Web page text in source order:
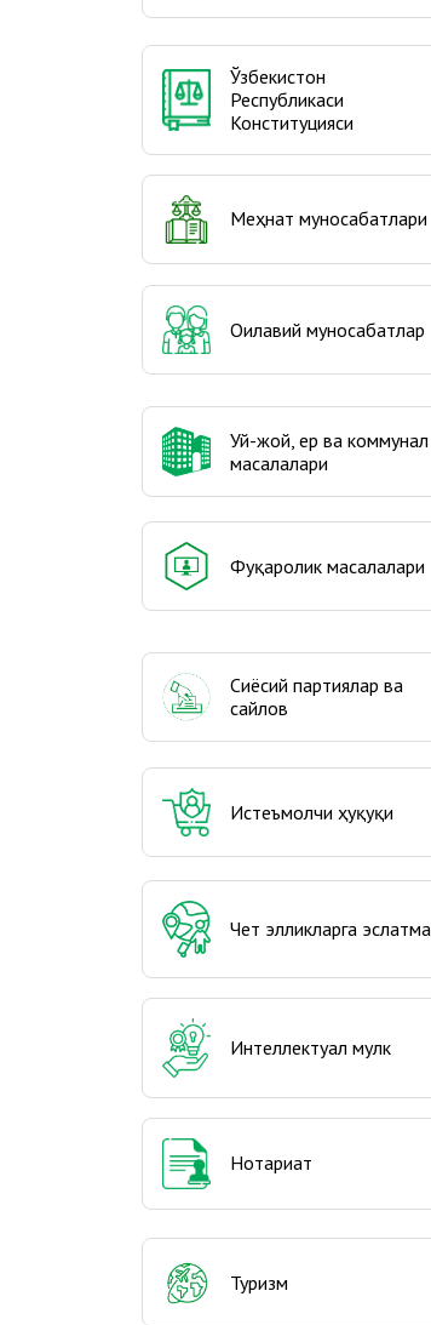
Ўзбекистон
Республикаси
Конституцияси
Меҳнат муносабатлари
Оилавий муносабатлар
Уй-жой, ер ва коммунал
масалалари
Фуқаролик масалалари
Сиёсий партиялар ва
сайлов
Истеъмолчи ҳуқуқи
Чет элликларга эслатма
Интеллектуал мулк
Нотариат
Туризм